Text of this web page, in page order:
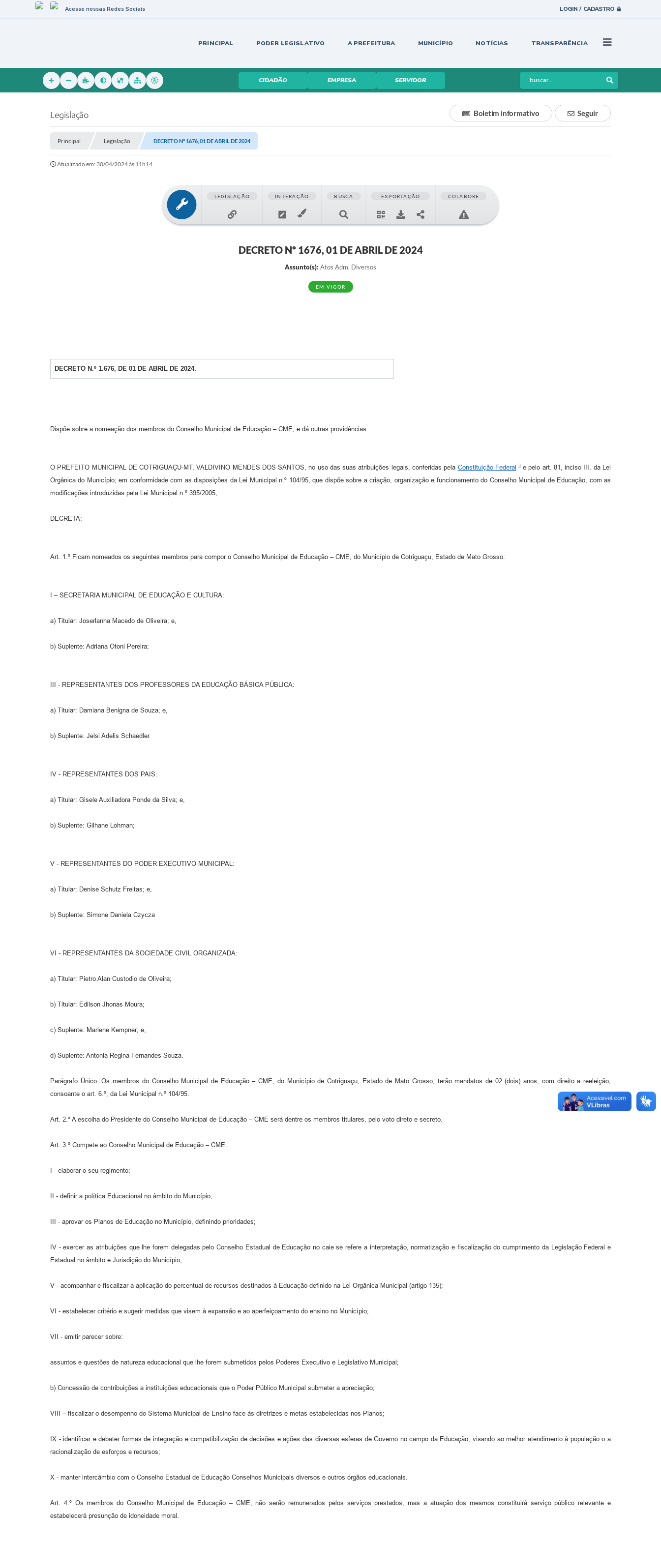
LOGIN / CADASTRO
Acesse nossas Redes Sociais
PRINCIPAL PODER LEGISLATIVO A PREFEITURA MUNICÍPIO NOTÍCIAS TRANSPARÊNCIA
CIDADÃO EMPRESA SERVIDOR
Legislação Seguir
Boletim informativo
Principal Legislação DECRETO Nº 1676, 01 DE ABRIL DE 2024
Atualizado em: 30/04/2024 às 11h14
LEGISLAÇÃO INTERAÇÃO BUSCA EXPORTAÇÃO COLABORE
DECRETO Nº 1676, 01 DE ABRIL DE 2024
Assunto(s): Atos Adm. Diversos
EM VIGOR
DECRETO N.º 1.676, DE 01 DE ABRIL DE 2024.
Dispõe sobre a nomeação dos membros do Conselho Municipal de Educação – CME, e dá outras providências.
O PREFEITO MUNICIPAL DE COTRIGUAÇU-MT, VALDIVINO MENDES DOS SANTOS, no uso das suas atribuições legais, conferidas pela Constituição Federal
e pelo art. 81, inciso III, da Lei
Orgânica do Município; em conformidade com as disposições da Lei Municipal n.º 104/95, que dispõe sobre a criação, organização e funcionamento do Conselho Municipal de Educação, com as
modificações introduzidas pela Lei Municipal n.º 395/2005,
DECRETA:
Art. 1.º Ficam nomeados os seguintes membros para compor o Conselho Municipal de Educação – CME, do Município de Cotriguaçu, Estado de Mato Grosso:
I – SECRETARIA MUNICIPAL DE EDUCAÇÃO E CULTURA:
a) Titular: Joserlanha Macedo de Oliveira; e,
b) Suplente: Adriana Otoni Pereira;
III - REPRESENTANTES DOS PROFESSORES DA EDUCAÇÃO BÁSICA PÚBLICA:
a) Titular: Damiana Benigna de Souza; e,
b) Suplente: Jelsi Adelis Schaedler.
IV - REPRESENTANTES DOS PAIS:
a) Titular: Gisele Auxiliadora Ponde da Silva; e,
b) Suplente: Gilhane Lohman;
V - REPRESENTANTES DO PODER EXECUTIVO MUNICIPAL:
a) Titular: Denise Schutz Freitas; e,
b) Suplente: Simone Daniela Czycza
VI - REPRESENTANTES DA SOCIEDADE CIVIL ORGANIZADA:
a) Titular: Pietro Alan Custodio de Oliveira;
b) Titular: Edilson Jhonas Moura;
c) Suplente: Marlene Kempner; e,
d) Suplente: Antonia Regina Fernandes Souza.
Parágrafo Único. Os membros do Conselho Municipal de Educação – CME, do Município de Cotriguaçu, Estado de Mato Grosso, terão mandatos de 02 (dois) anos, com direito a reeleição,
consoante o art. 6.º, da Lei Municipal n.º 104/95.
Art. 2.º A escolha do Presidente do Conselho Municipal de Educação – CME será dentre os membros titulares, pelo voto direto e secreto.
Art. 3.º Compete ao Conselho Municipal de Educação – CME:
I - elaborar o seu regimento;
II - definir a política Educacional no âmbito do Município;
III - aprovar os Planos de Educação no Município, definindo prioridades;
IV - exercer as atribuições que lhe forem delegadas pelo Conselho Estadual de Educação no caie se refere a interpretação, normatização e fiscalização do cumprimento da Legislação Federal e
Estadual no âmbito e Jurisdição do Município;
V - acompanhar e fiscalizar a aplicação do percentual de recursos destinados à Educação definido na Lei Orgânica Municipal (artigo 135);
VI - estabelecer critério e sugerir medidas que visem à expansão e ao aperfeiçoamento do ensino no Município;
VII - emitir parecer sobre:
assuntos e questões de natureza educacional que lhe forem submetidos pelos Poderes Executivo e Legislativo Municipal;
b) Concessão de contribuições a instituições educacionais que o Poder Público Municipal submeter a apreciação;
VIII – fiscalizar o desempenho do Sistema Municipal de Ensino face às diretrizes e metas estabelecidas nos Planos;
IX - identificar e debater formas de integração e compatibilização de decisões e ações das diversas esferas de Governo no campo da Educação, visando ao melhor atendimento à população o a
racionalização de esforços e recursos;
X - manter intercâmbio com o Conselho Estadual de Educação Conselhos Municipais diversos e outros órgãos educacionais.
Art. 4.º Os membros do Conselho Municipal de Educação – CME, não serão remunerados pelos serviços prestados, mas a atuação dos mesmos constituirá serviço público relevante e
estabelecerá presunção de idoneidade moral.